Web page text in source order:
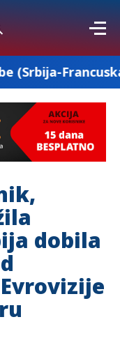
Srbija)
dobila